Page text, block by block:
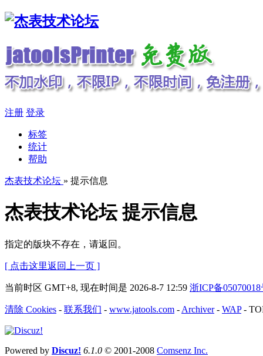
注册 登录
标签
统计
帮助
杰表技术论坛 » 提示信息
杰表技术论坛 提示信息
指定的版块不存在，请返回。
[ 点击这里返回上一页 ]
当前时区 GMT+8, 现在时间是 2026-8-7 12:59 浙ICP备05070018
清除 Cookies - 联系我们 - www.jatools.com - Archiver- WAP-
Powered by Discuz! 6.1.0 © 2001-2008 Comsenz Inc.